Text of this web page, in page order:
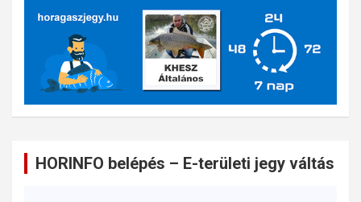
HORINFO belépés – E-területi jegy váltás